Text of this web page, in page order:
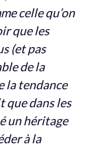
celle qu’on
que les
(et pas
de la
la tendance
que dans les
un héritage
à la